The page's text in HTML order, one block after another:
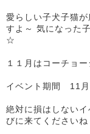
愛らしい子犬子猫
すよ～ 気になった
☆
１１月はコーチョ
イベント期間 11月
絶対に損はしない
びに来てくださいね